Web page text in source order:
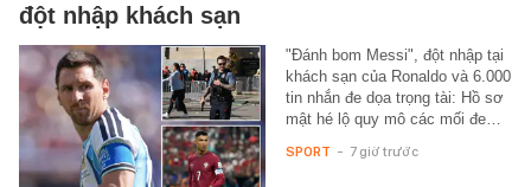
đột nhập khách sạn
"Đánh bom Messi", đột nhập tại
khách sạn của Ronaldo và 6.000
tin nhắn đe dọa trọng tài: Hồ sơ
mật hé lộ quy mô các mối đe…
SPORT - 7 giờ trước